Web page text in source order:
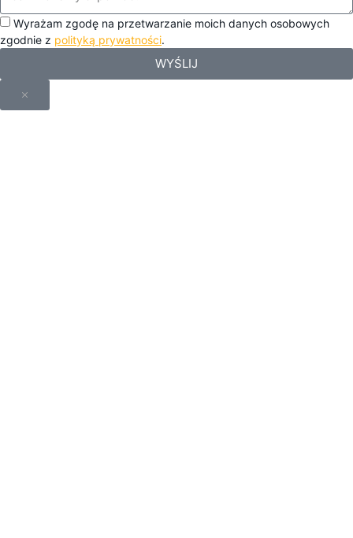
Wyrażam zgodę na przetwarzanie moich danych osobowych
zgodnie z polityką prywatności.
WYŚLIJ